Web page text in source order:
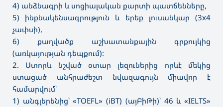
4) անձնագրի և սոցիալական քարտի պատճենները,
5) ինքնակենսագրություն և երեք լուսանկար (3x4
չափսի),
6) քաղվածք աշխատանքային գրքույկից
(առկայության դեպքում):
2. Ստորև նշված օտար լեզուներից որևէ մեկից
ստացած անհրաժեշտ նվազագույն միավոր է
համարվում՝
1) անգլերենից՝ «TOEFL» (iBT) (այԲիԹի)՝ 46 և «IELTS»